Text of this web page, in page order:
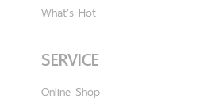
What's Hot
SERVICE
Online Shop